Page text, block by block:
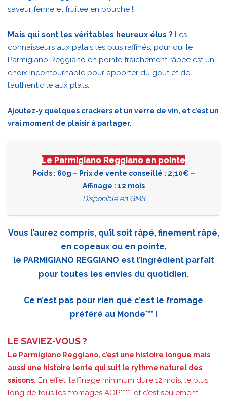
saveur ferme et fruitée en bouche !!
Mais qui sont les véritables heureux élus ? Les
connaisseurs aux palais les plus raffinés, pour qui le
Parmigiano Reggiano en pointe fraîchement râpée est un
choix incontournable pour apporter du goût et de
l’authenticité aux plats.
Ajoutez-y quelques crackers et un verre de vin, et c’est un
vrai moment de plaisir à partager.
Le Parmigiano Reggiano en pointe
Poids : 60g – Prix de vente conseillé : 2,10€ –
Affinage : 12 mois
Disponible en GMS
Vous l’aurez compris, qu’il soit râpé, finement râpé,
en copeaux ou en pointe,
le PARMIGIANO REGGIANO est l’ingrédient parfait
pour toutes les envies du quotidien.
Ce n’est pas pour rien que c’est le fromage
préféré au Monde*** !
LE SAVIEZ-VOUS ?
Le Parmigiano Reggiano, c’est une histoire longue mais
aussi une histoire lente qui suit le rythme naturel des
saisons. En effet, l’affinage minimum dure 12 mois, le plus
long de tous les fromages AOP****, et c’est seulement